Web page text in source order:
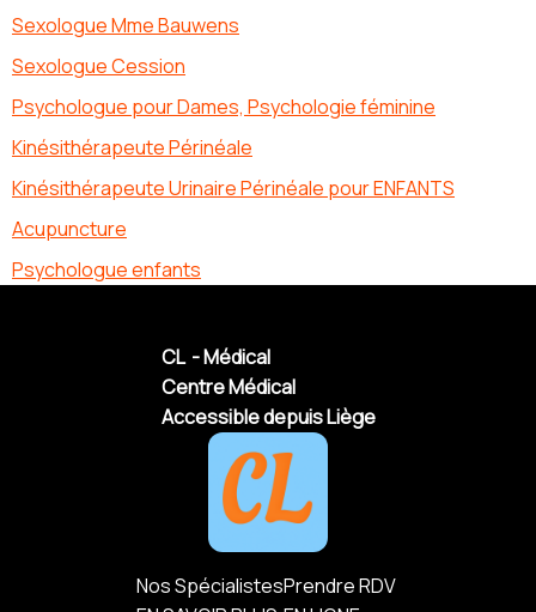
Sexologue Mme Bauwens
Sexologue Cession
Psychologue pour Dames, Psychologie féminine
Kinésithérapeute Périnéale
Kinésithérapeute Urinaire Périnéale pour ENFANTS
Acupuncture
Psychologue enfants
CL - Médical
Centre Médical
Accessible depuis Liège
Nos SpécialistesPrendre RDV